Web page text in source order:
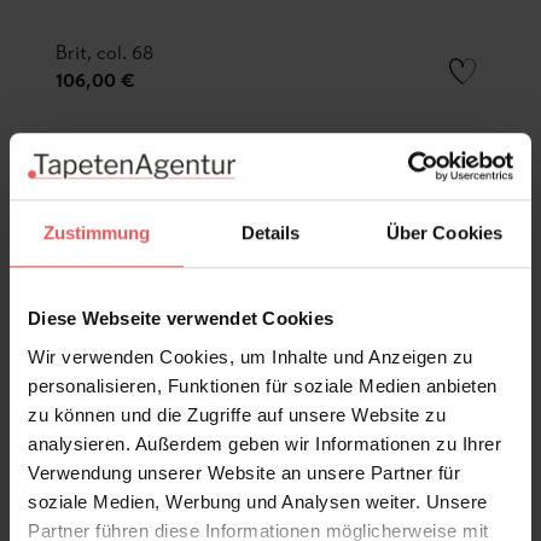
Zustimmung Details Über Cookies
Diese Webseite verwendet Cookies
Wir verwenden Cookies, um Inhalte und Anzeigen zu
personalisieren, Funktionen für soziale Medien anbieten
zu können und die Zugriffe auf unsere Website zu
analysieren. Außerdem geben wir Informationen zu Ihrer
Verwendung unserer Website an unsere Partner für
soziale Medien, Werbung und Analysen weiter. Unsere
Partner führen diese Informationen möglicherweise mit
Brit, col. 68
106,00 €